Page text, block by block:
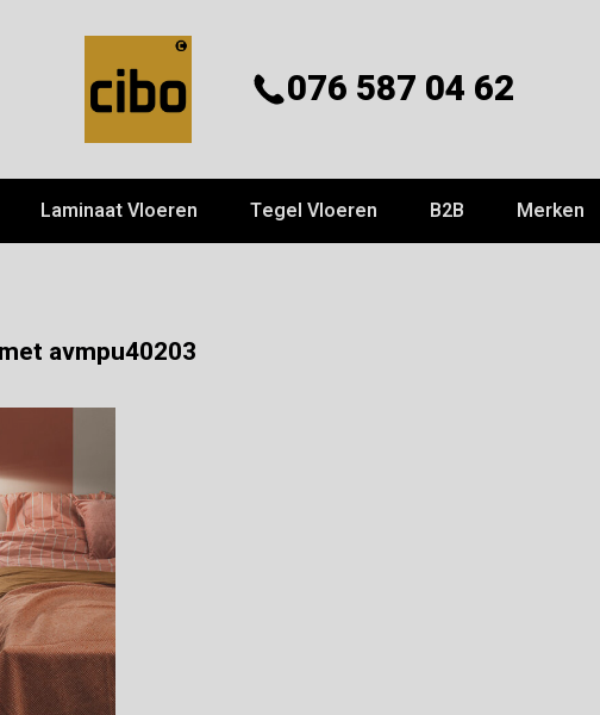
076 587 04 62
Laminaat Vloeren Tegel Vloeren B2B Merken
avmpu40203